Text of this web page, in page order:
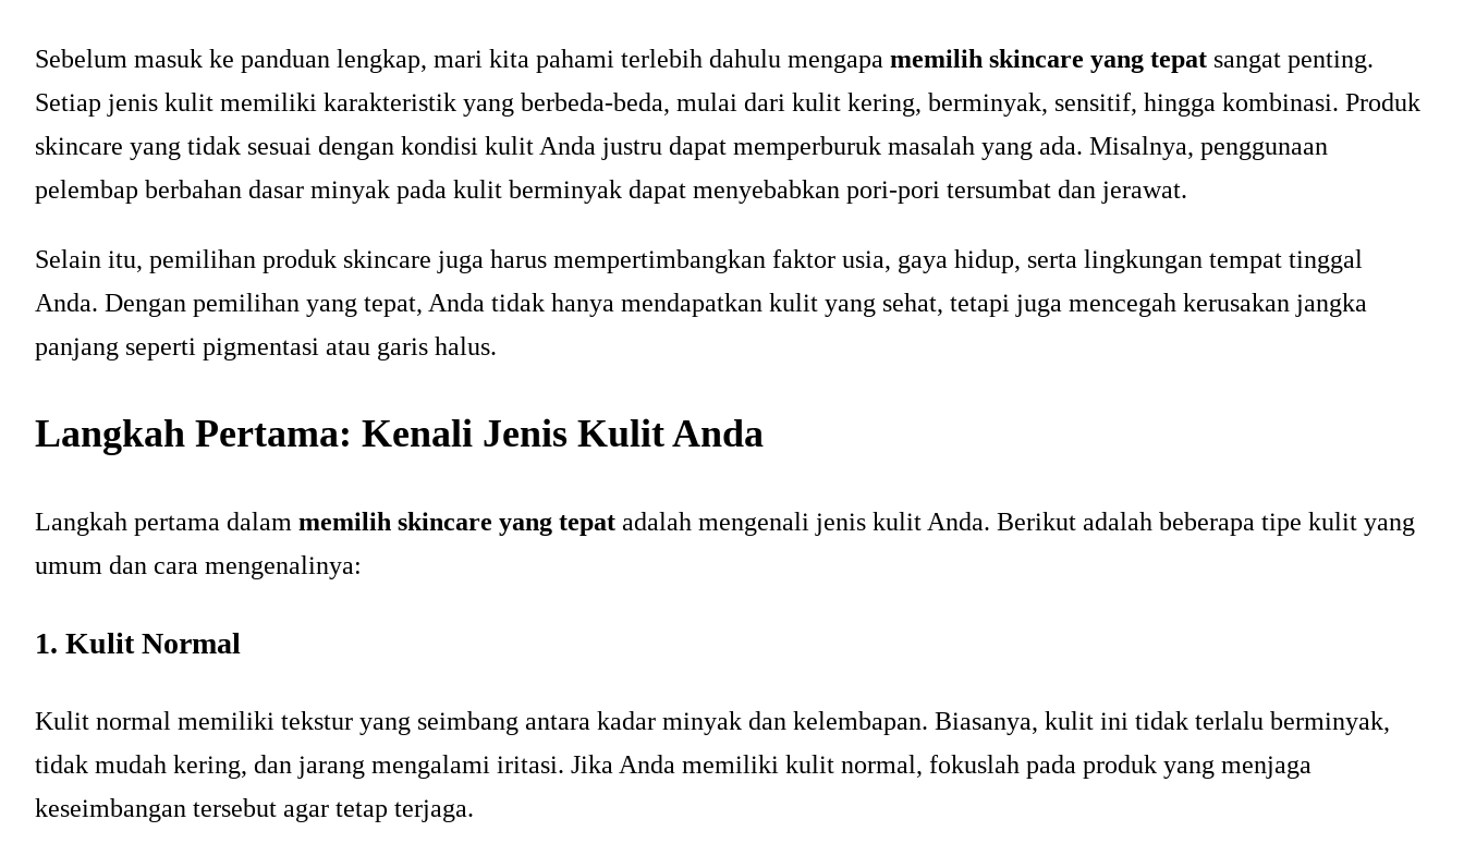
Sebelum masuk ke panduan lengkap, mari kita pahami terlebih dahulu mengapa memilih skincare yang tepat sangat penting.
Setiap jenis kulit memiliki karakteristik yang berbeda-beda, mulai dari kulit kering, berminyak, sensitif, hingga kombinasi. Produk
skincare yang tidak sesuai dengan kondisi kulit Anda justru dapat memperburuk masalah yang ada. Misalnya, penggunaan
pelembap berbahan dasar minyak pada kulit berminyak dapat menyebabkan pori-pori tersumbat dan jerawat.
Selain itu, pemilihan produk skincare juga harus mempertimbangkan faktor usia, gaya hidup, serta lingkungan tempat tinggal
Anda. Dengan pemilihan yang tepat, Anda tidak hanya mendapatkan kulit yang sehat, tetapi juga mencegah kerusakan jangka
panjang seperti pigmentasi atau garis halus.
Langkah Pertama: Kenali Jenis Kulit Anda
Langkah pertama dalam memilih skincare yang tepat adalah mengenali jenis kulit Anda. Berikut adalah beberapa tipe kulit yang
umum dan cara mengenalinya:
1. Kulit Normal
Kulit normal memiliki tekstur yang seimbang antara kadar minyak dan kelembapan. Biasanya, kulit ini tidak terlalu berminyak,
tidak mudah kering, dan jarang mengalami iritasi. Jika Anda memiliki kulit normal, fokuslah pada produk yang menjaga
keseimbangan tersebut agar tetap terjaga.